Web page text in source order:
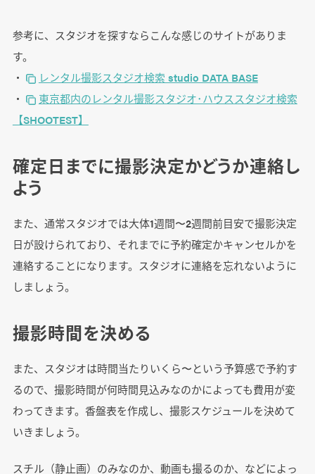
参考に、スタジオを探すならこんな感じのサイトがありま
す。
・
レンタル撮影スタジオ検索 studio DATA BASE
・
東京都内のレンタル撮影スタジオ･ハウススタジオ検索
【SHOOTEST】
確定日までに撮影決定かどうか連絡し
よう
また、通常スタジオでは大体1週間〜2週間前目安で撮影決定
日が設けられており、それまでに予約確定かキャンセルかを
連絡することになります。スタジオに連絡を忘れないように
しましょう。
撮影時間を決める
また、スタジオは時間当たりいくら〜という予算感で予約す
るので、撮影時間が何時間見込みなのかによっても費用が変
わってきます。香盤表を作成し、撮影スケジュールを決めて
いきましょう。
スチル（静止画）のみなのか、動画も撮るのか、などによっ